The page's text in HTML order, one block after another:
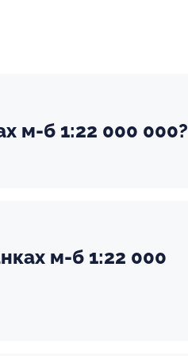
м-б 1:22 000 000?
м-б 1:22 000